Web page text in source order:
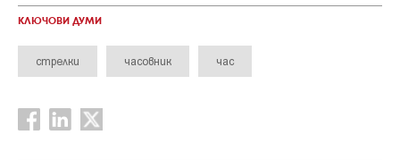
КЛЮЧОВИ ДУМИ
стрелки часовник час